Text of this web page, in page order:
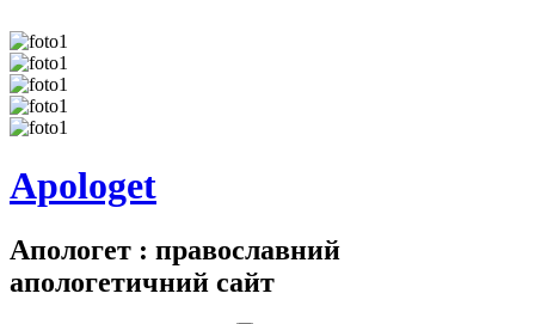
Apologet
Апологет : православний
апологетичний сайт